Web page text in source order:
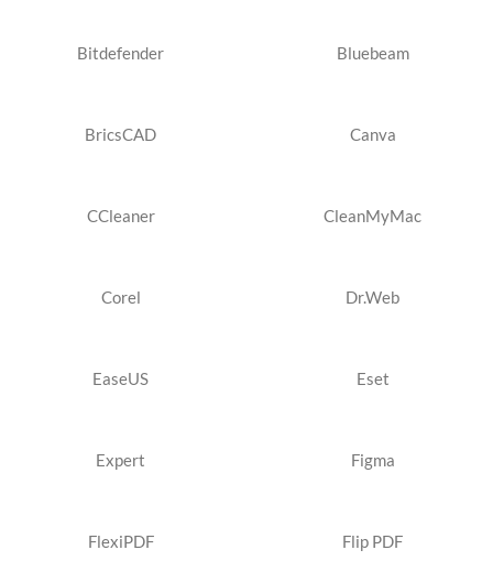
Bitdefender Bluebeam
BricsCAD Canva
CCleaner CleanMyMac
Corel Dr.Web
EaseUS Eset
Expert Figma
FlexiPDF Flip PDF